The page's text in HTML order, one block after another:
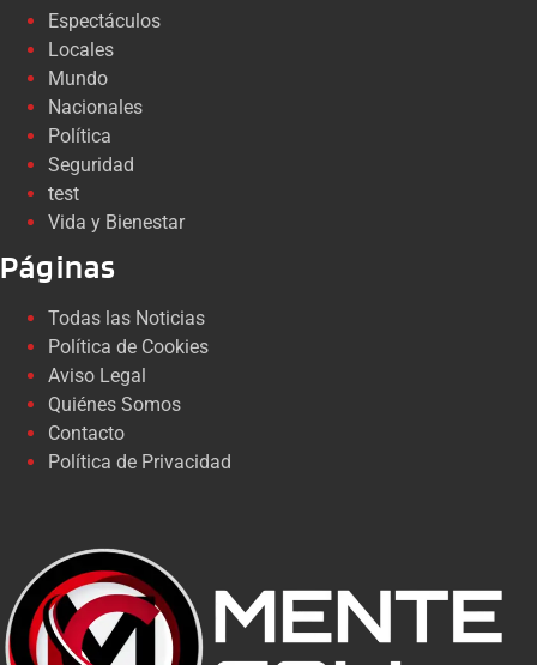
Espectáculos
Locales
Mundo
Nacionales
Política
Seguridad
test
Vida y Bienestar
Páginas
Todas las Noticias
Política de Cookies
Aviso Legal
Quiénes Somos
Contacto
Política de Privacidad